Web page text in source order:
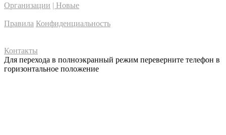
Организации | Новые
Правила Конфиденциальность
Контакты
Для перехода в полноэкранный режим переверните телефон в
горизонтальное положение